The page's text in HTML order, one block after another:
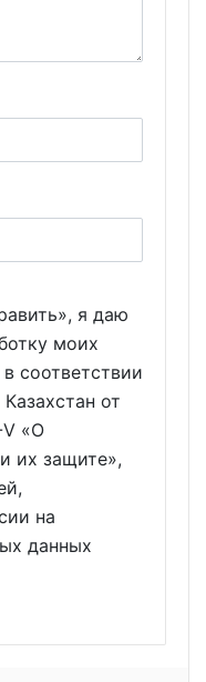
я даю
моих
соответствии
от
«О
их защите»,
на
данных